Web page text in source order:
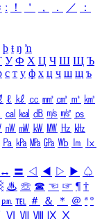
ː ！ ＇ ， ． ／
：
þ ŧ ŋ ŉ
У Ф Х Ц Ч Ш Щ Ъ
с т у ф х ц ч ш щ ъ
ℓ ㎘ ㏄ ㎣ ㎤ ㎥ ㎦
㎈ ㎉ ㏈ ㎧ ㎨ ㎰
㎻ ㎽ ㎾ ㎿ ㎐ ㎑
㎩ ㎪ ㎫ ㎬ ㏝ ㏐
㏓
↔ 〓 ◁ ◀ ▷ ▶ ♤
♨ ☏ ☎ ☜ ☞ ¶ †
㏘ ℡ ＃ ＆ ＊ ＠ ª º
Ⅵ Ⅶ Ⅷ Ⅸ Ⅹ